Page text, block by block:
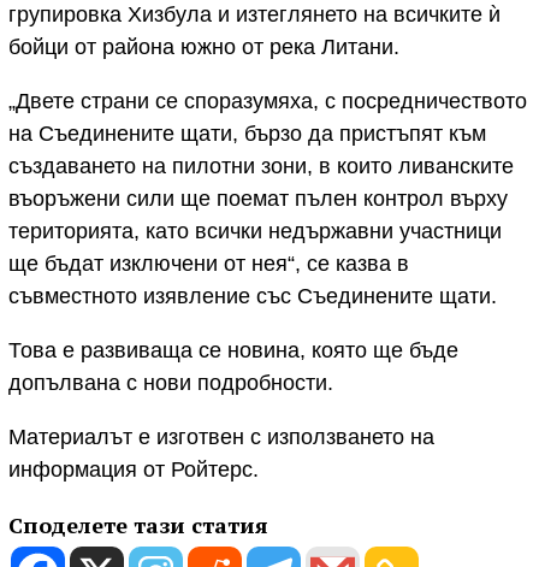
групировка Хизбула и изтеглянето на всичките ѝ
бойци от района южно от река Литани.
„Двете страни се споразумяха, с посредничеството
на Съединените щати, бързо да пристъпят към
създаването на пилотни зони, в които ливанските
въоръжени сили ще поемат пълен контрол върху
територията, като всички недържавни участници
ще бъдат изключени от нея“, се казва в
съвместното изявление със Съединените щати.
Това е развиваща се новина, която ще бъде
допълвана с нови подробности.
Материалът е изготвен с използването на
информация от Ройтерс.
Споделете тази статия